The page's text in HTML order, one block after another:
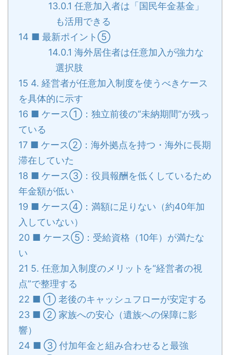
13.0.1 任意加入者は「国民年金基金」
も活用できる
14 ■ 最新ポイント⑤
14.0.1 海外居住者は任意加入が強力な
選択肢
15 4. 経営者が任意加入制度を使うべきケース
を具体的に示す
16 ■ ケース①：独立前後の“未納期間”が残っ
ている
17 ■ ケース②：海外拠点を持つ・海外に長期
滞在していた
18 ■ ケース③：役員報酬を低くしているため
年金額が低い
19 ■ ケース④：満額に足りない（約40年加
入していない）
20 ■ ケース⑤：受給資格（10年）が満たな
い
21 5. 任意加入制度のメリットを“経営者の視
点”で整理する
22 ■ ① 老後のキャッシュフローが安定する
23 ■ ② 家族への安心（遺族への保障に影
響）
24 ■ ③ 付加年金と組み合わせると最強